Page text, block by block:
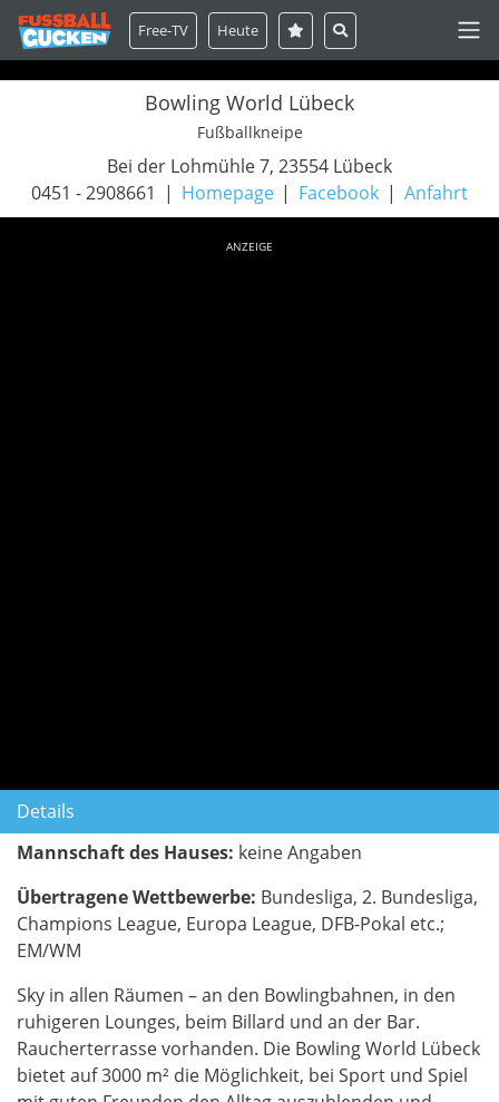
Free-TV Heute
Bowling World Lübeck
Fußballkneipe
Bei der Lohmühle 7, 23554 Lübeck
0451 - 2908661
Homepage Facebook Anfahrt
ANZEIGE
Details
Mannschaft des Hauses: keine Angaben
Übertragene Wettbewerbe: Bundesliga, 2. Bundesliga,
Champions League, Europa League, DFB-Pokal etc.;
EM/WM
Sky in allen Räumen – an den Bowlingbahnen, in den
ruhigeren Lounges, beim Billard und an der Bar.
Raucherterrasse vorhanden. Die Bowling World Lübeck
bietet auf 3000 m² die Möglichkeit, bei Sport und Spiel